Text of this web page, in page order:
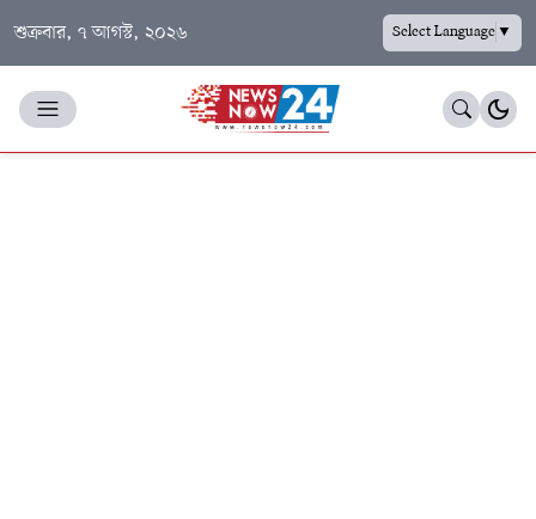
শুক্রবার, ৭ আগস্ট, ২০২৬ Select Language▼